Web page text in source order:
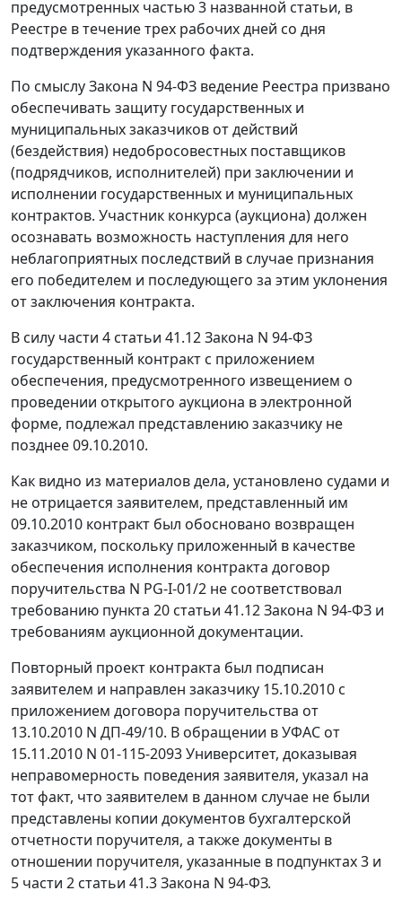
предусмотренных частью 3 названной статьи, в
Реестре в течение трех рабочих дней со дня
подтверждения указанного факта.
По смыслуЗакона N 94-ФЗ ведение Реестра призвано
обеспечивать защиту государственных и
муниципальных заказчиков от действий
(бездействия) недобросовестных поставщиков
(подрядчиков, исполнителей) при заключении и
исполнении государственных и муниципальных
контрактов. Участник конкурса (аукциона) должен
осознавать возможность наступления для него
неблагоприятных последствий в случае признания
его победителем и последующего за этим уклонения
от заключения контракта.
В силу части 4 статьи 41.12Закона N 94-ФЗ
государственный контракт с приложением
обеспечения, предусмотренного извещением о
проведении открытого аукциона в электронной
форме, подлежал представлению заказчику не
позднее 09.10.2010.
Как видно из материалов дела, установлено судами и
не отрицается заявителем, представленный им
09.10.2010 контракт был обосновано возвращен
заказчиком, поскольку приложенный в качестве
обеспечения исполнения контракта договор
поручительства N PG-I-01/2 не соответствовал
требованию пункта 20 статьи 41.12Закона N 94-ФЗ и
требованиям аукционной документации.
Повторный проект контракта был подписан
заявителем и направлен заказчику 15.10.2010 с
приложением договора поручительства от
13.10.2010 N ДП-49/10. В обращении в УФАС от
15.11.2010 N 01-115-2093 Университет, доказывая
неправомерность поведения заявителя, указал на
тот факт, что заявителем в данном случае не были
представлены копии документов бухгалтерской
отчетности поручителя, а также документы в
отношении поручителя, указанные в подпунктах 3 и
5 части 2 статьи 41.3Закона N 94-ФЗ.